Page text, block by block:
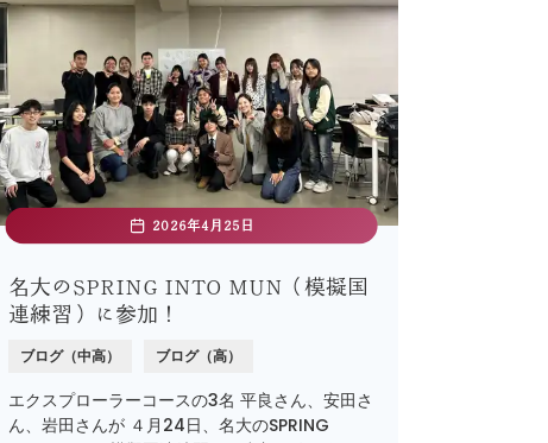
2026年4月25日
名大のSPRING INTO MUN（模擬国
連練習）に参加！
ブログ（中高） ブログ（高）
エクスプローラーコースの3名 平良さん、安田さ
ん、岩田さんが ４月24日、名大のSPRING